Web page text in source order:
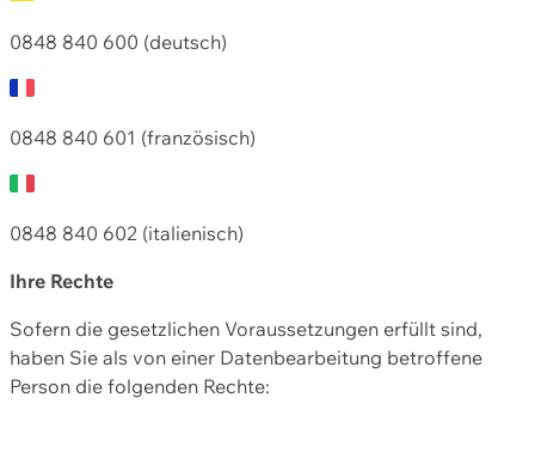
0848 840 600 (deutsch)
0848 840 601 (französisch)
0848 840 602 (italienisch)
Ihre Rechte
Sofern die gesetzlichen Voraussetzungen erfüllt sind,
haben Sie als von einer Datenbearbeitung betroffene
Person die folgenden Rechte: